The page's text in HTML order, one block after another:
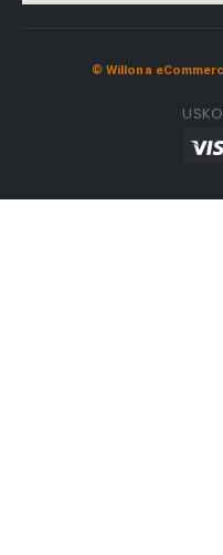
© Willona